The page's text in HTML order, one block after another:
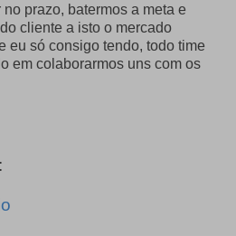
prazo, batermos a meta e
cliente a isto o mercado
eu só consigo tendo, todo time
em colaborarmos uns com os